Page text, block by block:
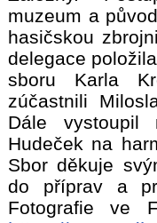
muzeum a
hasičskou
delegace
sboru Karla
zúčastnili
Dále vystoupil
Hudeček na
Sbor děkuje
do příprav a
Fotografie ve